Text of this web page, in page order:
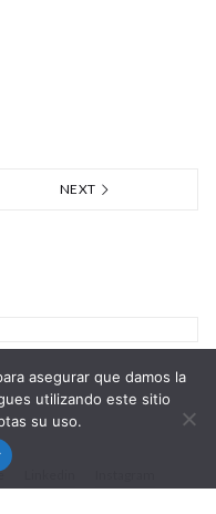
NEXT
asegurar que damos la
utilizando este sitio
su uso.